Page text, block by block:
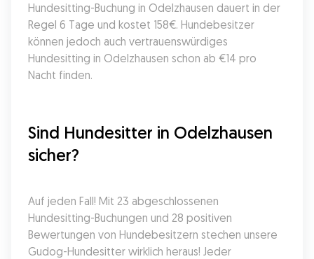
Hundesitting-Buchung in Odelzhausen dauert in der
Regel 6 Tage und kostet 158€. Hundebesitzer
können jedoch auch vertrauenswürdiges
Hundesitting in Odelzhausen schon ab €14 pro
Nacht finden.
Sind Hundesitter in Odelzhausen
sicher?
Auf jeden Fall! Mit 23 abgeschlossenen
Hundesitting-Buchungen und 28 positiven
Bewertungen von Hundebesitzern stechen unsere
Gudog-Hundesitter wirklich heraus! Jeder